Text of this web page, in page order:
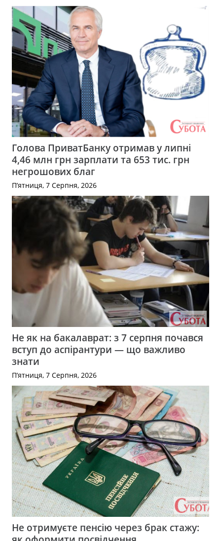
Голова ПриватБанку отримав у липні
4,46 млн грн зарплати та 653 тис. грн
негрошових благ
П’ятниця, 7 Серпня, 2026
Не як на бакалаврат: з 7 серпня почався
вступ до аспірантури — що важливо
знати
П’ятниця, 7 Серпня, 2026
Не отримуєте пенсію через брак стажу: